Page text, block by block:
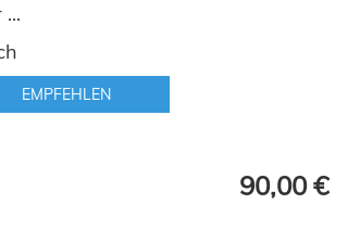
EMPFEHLEN
90,00 €